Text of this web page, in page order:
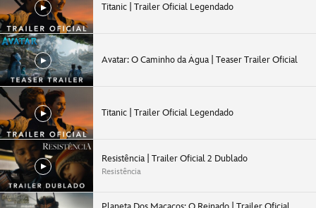
Titanic | Trailer Oficial Legendado
Avatar: O Caminho da Água | Teaser Trailer Oficial
Titanic | Trailer Oficial Legendado
Resistência | Trailer Oficial 2 Dublado
Resistência